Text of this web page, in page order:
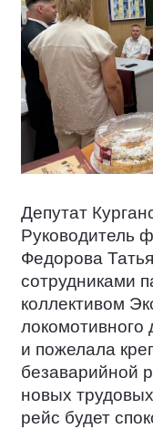
Депутат
Руководитель
Федорова
сотрудниками
коллективом
локомотивного
и пожелала
безаварийной
новых
рейс будет